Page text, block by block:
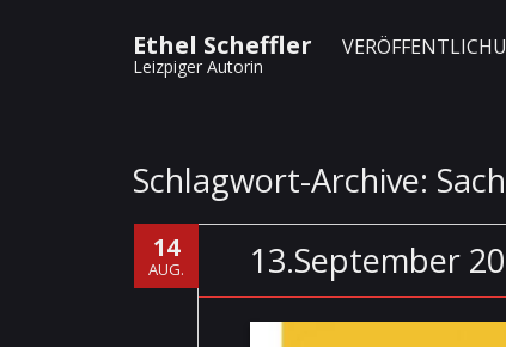
Ethel Scheffler
Leizpiger Autorin
Schlagwort-Archive:
14
AUG. 13.September